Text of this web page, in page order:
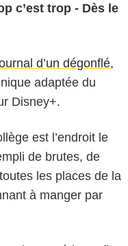
c’est trop - Dès le
d’un dégonflé,
adaptée du
Disney+.
est l’endroit le
de brutes, de
les places de la
à manger par